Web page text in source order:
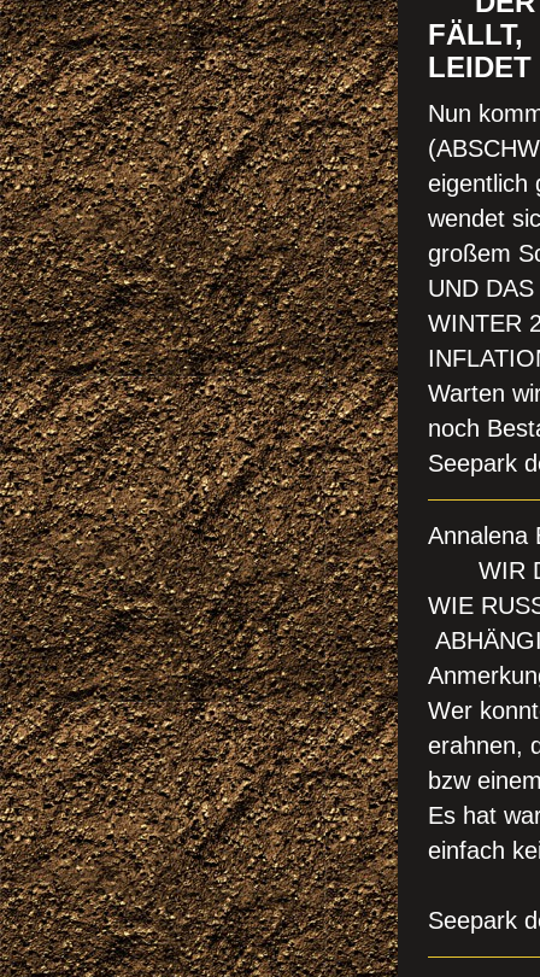
LEIDET
Nun
eigentlich
wendet
großem
UND
WINTER
Warten
noch
Seepark
Annalena
WIR
Wer
erahnen,
bzw
Es hat
einfach
Seepark